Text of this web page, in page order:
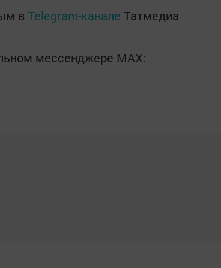
в Telegram-канале Татмедиа
мессенджере MАХ: